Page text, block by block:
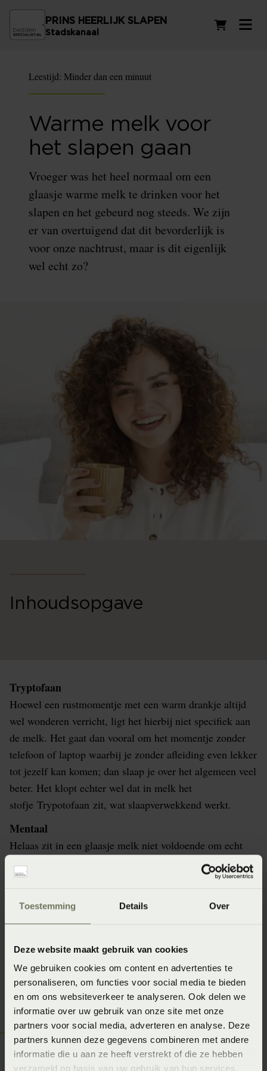
Toestemming Details Over
Deze website maakt gebruik van cookies
We gebruiken cookies om content en advertenties te
personaliseren, om functies voor social media te bieden
en om ons websiteverkeer te analyseren. Ook delen we
informatie over uw gebruik van onze site met onze
partners voor social media, adverteren en analyse. Deze
partners kunnen deze gegevens combineren met andere
informatie die u aan ze heeft verstrekt of die ze hebben
verzameld op basis van uw gebruik van hun services.
PRINS HEERLIJK SLAPEN
Stadskanaal
Leestijd: Minder dan een minuut
Warme melk voor
het slapen gaan
Vroeger was het heel normaal om een
glaasje warme melk te drinken voor het
slapen en het gebeurd nog steeds. We zijn
er van overtuigend dat dit bevorderlijk is
voor onze nachtrust, maar is dit eigenlijk
wel echt zo?
Inhoudsopgave
Tryptofaan
Hoewel een rustmomentje met een warm drankje altijd
wel wonderen verricht, ligt het hierbij niet specifiek aan
de melk. Het gaat dan vooral om het momentje zonder
telefoon of laptop waarbij je zonder afleiding even lekker
tot jezelf kan komen; dan slaap je over het algemeen veel
beter. Het klopt echter wel dat in melk het
stofje Trypotofaan zit, wat slaapverwekkend werkt.
Mentaal
Helaas zit in een glaasje melk niet voldoende om echt
een effect te merken. Als je genoeg tryptofaan binnen
wilt krijgen om hier de effecten van te ondervinden, zou
een fabeltje, maar dat betekent niet dat het niet helpt.
Fysiek doet het misschien niks voor je, maar mentaal
kan het zeker wel veel verschil maken. Blijf dus vooral
doen waar jij je goed bij voelt!
Ontdek hoe jij slaapt!
Weten hoe je écht slaapt? Beddenspecialist